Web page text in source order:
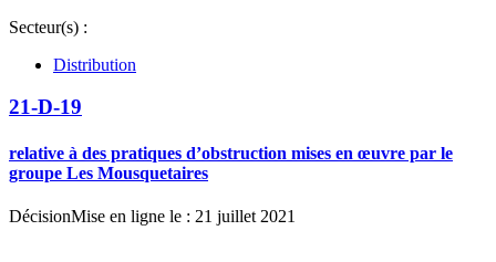
Secteur(s) :
Distribution
21-D-19
relative à des pratiques d’obstruction mises en œuvre par le
groupe Les Mousquetaires
DécisionMise en ligne le : 21 juillet 2021